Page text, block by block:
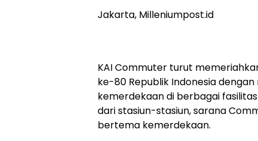
Jakarta, Milleniumpost.id
KAI Commuter turut
ke-80 Republik Indonesia
kemerdekaan di berbagai
dari stasiun-stasiun, sarana
bertema kemerdekaan.